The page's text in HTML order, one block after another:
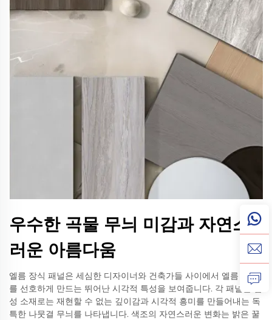
우수한 곡물 무늬 미감과 자연스
러운 아름다움
엘름 장식 패널은 세심한 디자이너와 건축가들 사이에서 엘름 나무
를 선호하게 만드는 뛰어난 시각적 특성을 보여줍니다. 각 패널은 합
성 소재로는 재현할 수 없는 깊이감과 시각적 흥미를 만들어내는 독
특한 나뭇결 무늬를 나타냅니다. 색조의 자연스러운 변화는 밝은 꿀